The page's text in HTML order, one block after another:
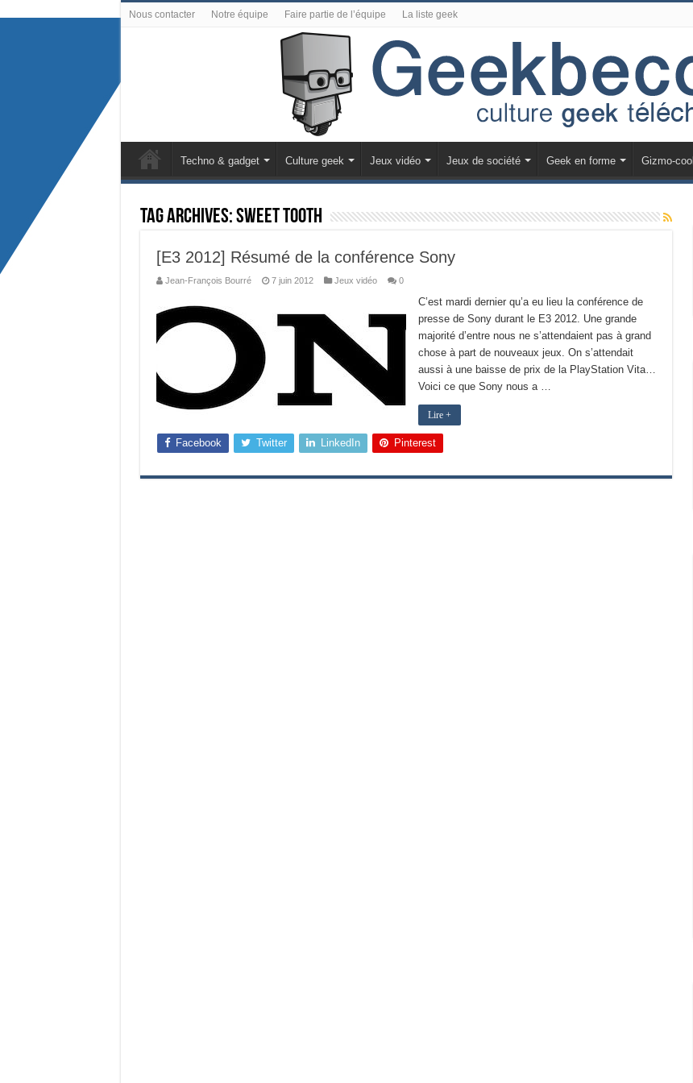
Nous contacter Notre équipe Faire partie de l’équipe La liste geek
Techno & gadget Culture geek Jeux vidéo Jeux de société Geek en forme Gizmo-cool
Tag Archives:Sweet Tooth
[E3 2012] Résumé de la conférence Sony
Jean-François Bourré 7 juin 2012 Jeux vidéo 0
C’est mardi dernier qu’a eu lieu la conférence de
presse de Sony durant le E3 2012. Une grande
majorité d’entre nous ne s’attendaient pas à grand
chose à part de nouveaux jeux. On s’attendait
aussi à une baisse de prix de la PlayStation Vita…
Voici ce que Sony nous a …
Lire +
Facebook Twitter LinkedIn Pinterest